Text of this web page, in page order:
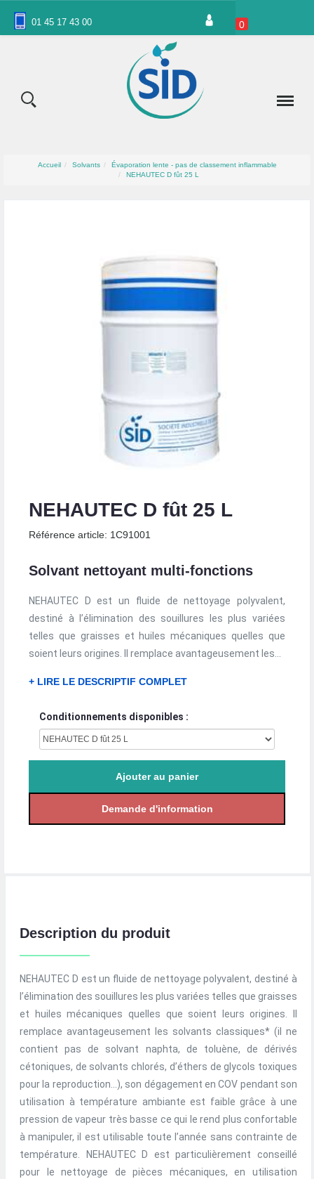
01 45 17 43 00 0
Accueil Solvants
Évaporation lente - pas de classement inflammable
NEHAUTEC D fût 25 L
NEHAUTEC D fût 25 L
Référence article: 1C91001
Solvant nettoyant multi-fonctions
NEHAUTEC D est un fluide de nettoyage polyvalent,
destiné à l’élimination des souillures les plus variées
telles que graisses et huiles mécaniques quelles que
soient leurs origines. Il remplace avantageusement les...
+ LIRE LE DESCRIPTIF COMPLET
Conditionnements disponibles :
Description du produit
NEHAUTEC D est un fluide de nettoyage polyvalent, destiné à
l’élimination des souillures les plus variées telles que graisses
et huiles mécaniques quelles que soient leurs origines. Il
remplace avantageusement les solvants classiques* (il ne
contient pas de solvant naphta, de toluène, de dérivés
cétoniques, de solvants chlorés, d’éthers de glycols toxiques
pour la reproduction…), son dégagement en COV pendant son
utilisation à température ambiante est faible grâce à une
pression de vapeur très basse ce qui le rend plus confortable
à manipuler, il est utilisable toute l’année sans contrainte de
température. NEHAUTEC D est particulièrement conseillé
pour le nettoyage de pièces mécaniques, en utilisation